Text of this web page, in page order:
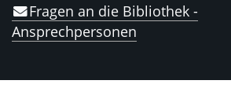
Fragen an die Bibliothek -
Ansprechpersonen